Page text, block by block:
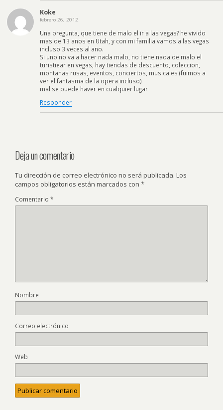
Koke
febrero 26, 2012
Una pregunta, que tiene de malo el ir a las vegas? he vivido
mas de 13 anos en Utah, y con mi familia vamos a las vegas
incluso 3 veces al ano.
Si uno no va a hacer nada malo, no tiene nada de malo el
turistiear en vegas, hay tiendas de descuento, coleccion,
montanas rusas, eventos, conciertos, musicales (fuimos a
ver el fantasma de la opera incluso)
mal se puede haver en cualquier lugar
Responder
Deja un comentario
Tu dirección de correo electrónico no será publicada. Los
campos obligatorios están marcados con *
Comentario *
Nombre
Correo electrónico
Web